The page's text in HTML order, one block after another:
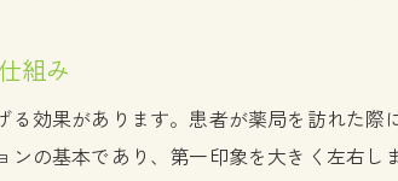
地域密着型薬局のおもてなし成功
組み
効果があります。患者が薬局を訪れた
の基本であり、第一印象を大きく左右し